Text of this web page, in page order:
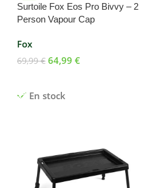
Surtoile Fox Eos Pro Bivvy – 2
Person Vapour Cap
Fox
En stock
69,99€ 64,99 €